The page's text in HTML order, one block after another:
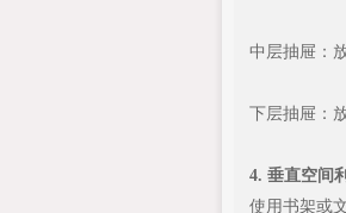
中层抽屉：
下层抽屉：
4. 垂直空间
使用书架或